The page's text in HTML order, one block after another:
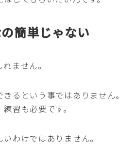
簡単じゃない
ません。
るという事ではありません。
習も必要です。
わけではありません。